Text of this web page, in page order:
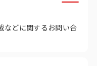
などに関するお問い合